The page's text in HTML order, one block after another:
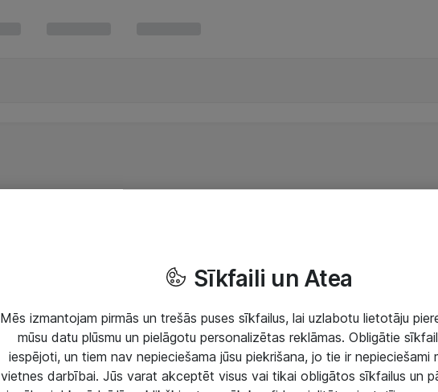
Sīkfaili un Atea
Mēs izmantojam pirmās un trešās puses sīkfailus, lai uzlabotu lietotāju
mūsu datu plūsmu un pielāgotu personalizētas reklāmas. Obligātie
iespējoti, un tiem nav nepieciešama jūsu piekrišana, jo tie ir nepieciešami
vietnes darbībai. Jūs varat akceptēt visus vai tikai obligātos sīkfailus un